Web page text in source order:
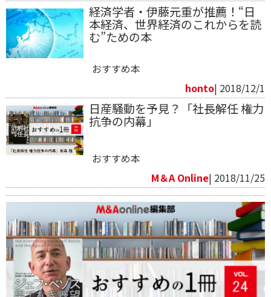
経済学者・伊藤元重が推薦！“日
本経済、世界経済のこれからを読
む”ための本
おすすめ本
honto| 2018/12/1
日産騒動を予見？「社長解任 権力
抗争の内幕」
おすすめ本
M＆A Online| 2018/11/25